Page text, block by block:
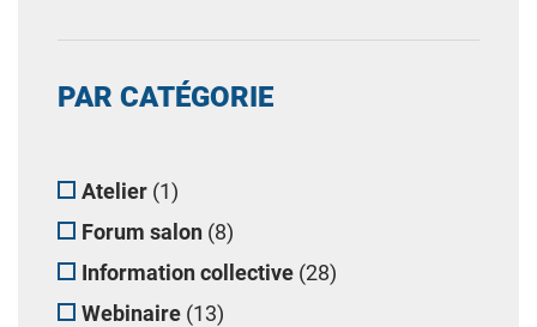
PAR CATÉGORIE
Atelier (1)
Forum salon (8)
Information collective (28)
Webinaire (13)